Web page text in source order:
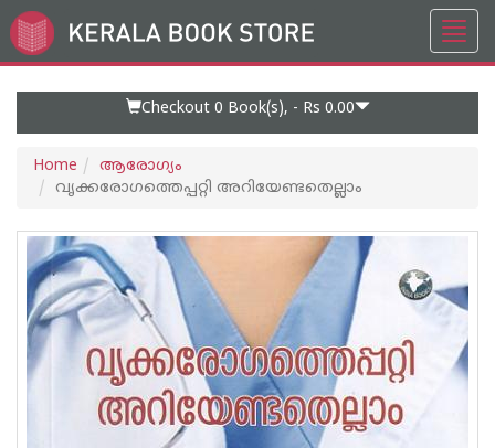
Go
to
Checkout 0 Book(s), - Rs 0.00
Home
ആരോഗ്യം
വൃക്കരോഗത്തെപ്പറ്റി അറിയേണ്ടതെല്ലാം